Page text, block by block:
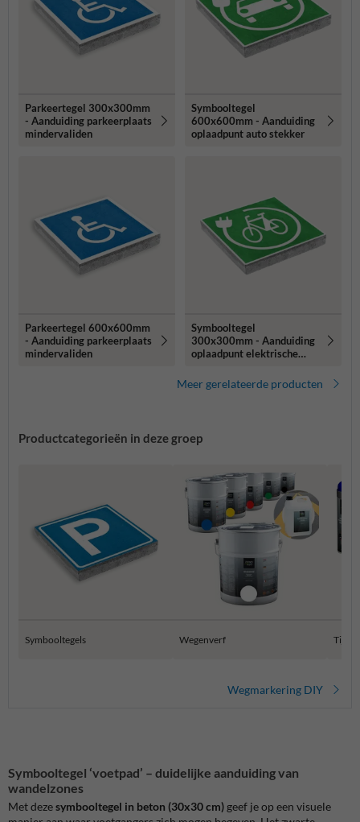
Parkeertegel 300x300mm
- Aanduiding parkeerplaats
mindervaliden
Symbooltegel
600x600mm - Aanduiding
oplaadpunt auto stekker
Parkeertegel 600x600mm
- Aanduiding parkeerplaats
mindervaliden
Symbooltegel
300x300mm - Aanduiding
oplaadpunt elektrische
Meer gerelateerde producten
Productcategorieën in deze groep
Symbooltegels Wegenverf
Wegmarkering DIY
Symbooltegel ‘voetpad’ – duidelijke aanduiding van
wandelzones
Met dezesymbooltegel in beton (30x30 cm) geef je op een visuele